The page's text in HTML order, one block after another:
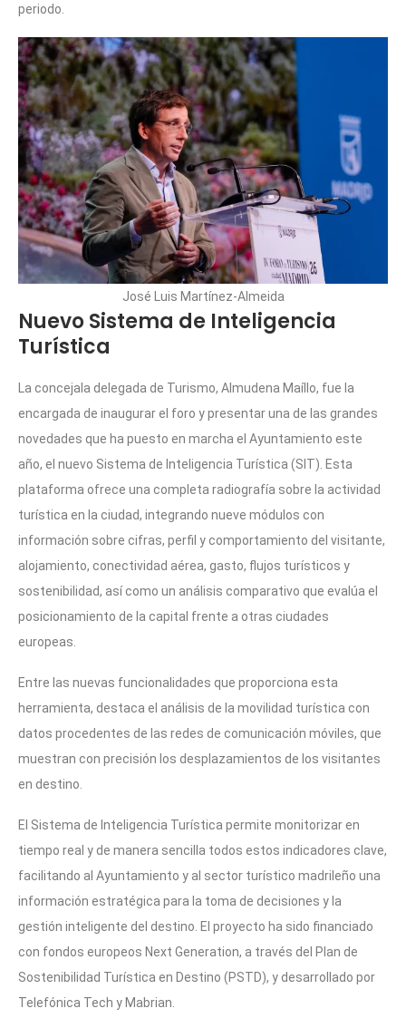
periodo.
José Luis Martínez-Almeida
Nuevo Sistema de Inteligencia
Turística
La concejala delegada de Turismo, Almudena Maíllo, fue la
encargada de inaugurar el foro y presentar una de las grandes
novedades que ha puesto en marcha el Ayuntamiento este
año, el nuevo Sistema de Inteligencia Turística (SIT). Esta
plataforma ofrece una completa radiografía sobre la actividad
turística en la ciudad, integrando nueve módulos con
información sobre cifras, perfil y comportamiento del visitante,
alojamiento, conectividad aérea, gasto, flujos turísticos y
sostenibilidad, así como un análisis comparativo que evalúa el
posicionamiento de la capital frente a otras ciudades
europeas.
Entre las nuevas funcionalidades que proporciona esta
herramienta, destaca el análisis de la movilidad turística con
datos procedentes de las redes de comunicación móviles, que
muestran con precisión los desplazamientos de los visitantes
en destino.
El Sistema de Inteligencia Turística permite monitorizar en
tiempo real y de manera sencilla todos estos indicadores clave,
facilitando al Ayuntamiento y al sector turístico madrileño una
información estratégica para la toma de decisiones y la
gestión inteligente del destino. El proyecto ha sido financiado
con fondos europeos Next Generation, a través del Plan de
Sostenibilidad Turística en Destino (PSTD), y desarrollado por
Telefónica Tech y Mabrian.